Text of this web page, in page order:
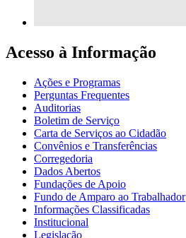
Acesso à Informação
Ações e Programas
Perguntas Frequentes
Auditorias
Boletim de Serviço
Carta de Serviços ao Cidadão
Convênios e Transferências
Corregedoria
Dados Abertos
Fundações de Apoio
Fundo de Amparo ao Trabalhador
Informações Classificadas
Institucional
Legislação